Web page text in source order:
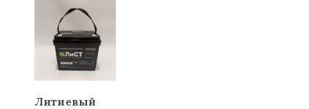
Литиевый